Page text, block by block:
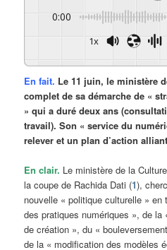
0:00
1x
En fait. Le 11 juin, le ministère
complet de sa démarche de «
» qui a duré deux ans
travail). Son « service du
relever et un plan d’action
En clair. Le ministère de la
la coupe de Rachida Dati (1),
nouvelle « politique culturelle » en
des pratiques numériques », de
de création », du «
de la « modification des modèles